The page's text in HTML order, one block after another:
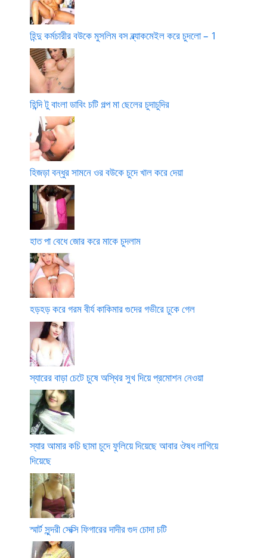
হিন্দু কর্মচারীর বউকে মুসলিম বস ব্ল্যাকমেইল করে চুদলো – 1
হিন্দি টু বাংলা ডাবিং চটি গল্প মা ছেলের চুদাচুদির
হিজড়া বন্ধুর সামনে ওর বউকে চুদে খাল করে দেয়া
হাত পা বেধে জোর করে মাকে চুদলাম
হড়হড় করে গরম বীর্য কাকিমার গুদের গভীরে ঢুকে গেল
স্যারের বাড়া চেটে চুষে অস্থির সুখ দিয়ে প্রমোশন নেওয়া
স্যার আমার কচি ছামা চুদে ফুলিয়ে দিয়েছে আবার ঔষধ লাগিয়ে
দিয়েছে
স্মার্ট সুন্দরী সেক্সি ফিগারের দাদীর গুদ চোদা চটি